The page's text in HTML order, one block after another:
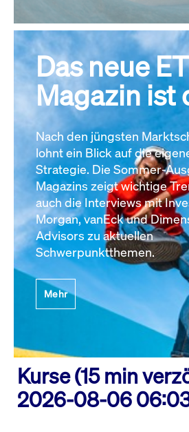
Alle
Das neue
Magazin ist
Nach den jüngsten
lohnt ein Blick auf die
Strategie. Die Sommer-
Magazins zeigt wichtige
auch die Interviews mit
Morgan, vanEck und
Advisors zu aktuellen
Schwerpunktthemen.
Mehr
Kurse (15 min
2026-08-06